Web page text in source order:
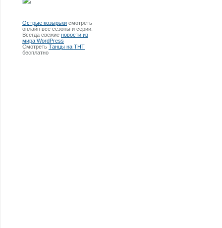
Острые козырьки смотреть
онлайн все сезоны и серии.
Всегда свежие новости из
мира WordPress
Смотреть Танцы на ТНТ
бесплатно